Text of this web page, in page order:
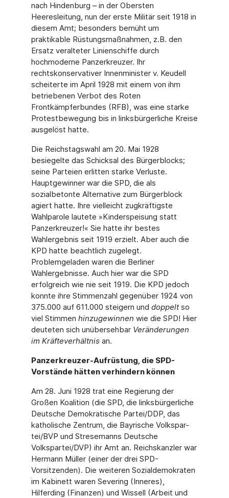
nach Hindenburg – in der Obersten
Heeresleitung, nun der erste Militär seit 1918 in
diesem Amt; besonders bemüht um
praktikable Rüstungsmaßnahmen, z.B. den
Ersatz veralteter Linienschiffe durch
hochmoderne Panzerkreuzer. Ihr
rechtskonservativer Innenminister v. Keudell
schei­terte im April 1928 mit einem von ihm
betriebenen Verbot des Roten
Frontkämpferbundes (RFB), was eine starke
Protestbewegung bis in linksbürgerliche Kreise
ausgelöst hatte.
Die Reichstagswahl am 20. Mai 1928
besiegelte das Schicksal des Bürgerblocks;
seine Parteien erlitten starke Verluste.
Hauptgewinner war die SPD, die als
sozialbetonte Alterna­tive zum Bürgerblock
agiert hatte. Ihre vielleicht zugkräftigste
Wahlparole lautete »Kinder­speisung statt
Panzerkreuzer!« Sie hatte ihr bestes
Wahlergebnis seit 1919 erzielt. Aber auch die
KPD hatte beachtlich zugelegt.
Problemgeladen waren die Berliner
Wahlergebnis­se. Auch hier war die SPD
erfolgreich wie nie seit 1919. Die KPD jedoch
konnte ihre Stim­menzahl gegenüber 1924 von
375.000 auf 611.000 steigern und doppeltso
viel Stimmen hinzugewinnen wie die SPD! Hier
deuteten sich unübersehbar Veränderungen
im Kräftever­hältnis an.
Panzerkreuzer-Aufrüstung, die SPD-
Vorstände hätten verhindern können
Am 28. Juni 1928 trat eine Regierung der
Großen Koalition (die SPD, die linksbürgerliche
Deutsche Demokratische Partei/DDP, das
katholische Zentrum, die Bayrische Volkspar-
tei/BVP und Stresemanns Deutsche
Volkspartei/DVP) ihr Amt an. Reichskanzler war
Hermann Müller (einer der drei SPD-
Vorsitzenden). Die weiteren Sozialdemokraten
im Kabinett waren Severing (Inneres),
Hilferding (Finanzen) und Wissell (Arbeit und